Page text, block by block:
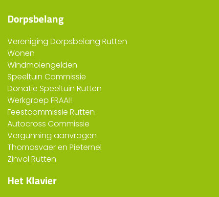
Dorpsbelang
Vereniging Dorpsbelang Rutten
Wonen
Windmolengelden
Speeltuin Commissie
Donatie Speeltuin Rutten
Werkgroep FRAAI!
Feestcommissie Rutten
Autocross Commissie
Vergunning aanvragen
Thomasvaer en Pieternel
Zinvol Rutten
Het Klavier